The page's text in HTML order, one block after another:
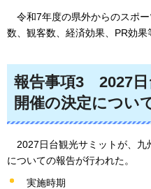
令和7年度の県外からのスポ
数、観客数、経済効果、PR効果
報告事項3 2027
開催の決定につい
2027日台観光サミットが、九
についての報告が行われた。
実施時期